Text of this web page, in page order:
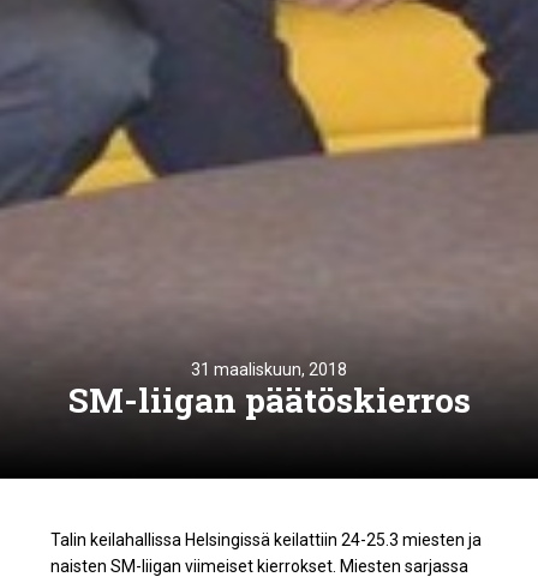
31 maaliskuun, 2018
SM-liigan päätöskierros
Talin keilahallissa Helsingissä keilattiin 24-25.3 miesten ja
naisten SM-liigan viimeiset kierrokset. Miesten sarjassa